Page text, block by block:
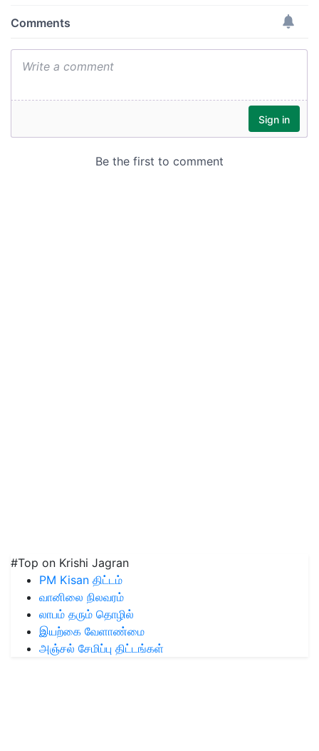
#Top on Krishi Jagran
PM Kisan திட்டம்
வானிலை நிலவரம்
லாபம் தரும் தொழில்
இயற்கை வேளாண்மை
அஞ்சல் சேமிப்பு திட்டங்கள்